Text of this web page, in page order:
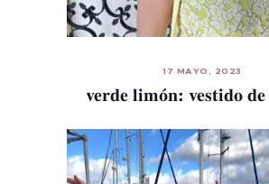
Inicio
Sobre mi
Blog
Contacto
17 MAYO, 2023
verde limón: vestido de